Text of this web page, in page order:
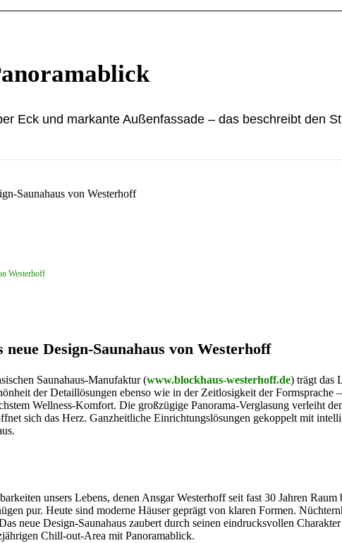
Eck und markante Außenfassade – das beschreibt den
Westerhoff
Design-Saunahaus von Westerhoff
Saunahaus-Manufaktur (www.blockhaus-westerhoff.de) trägt das
der Detaillösungen ebenso wie in der Zeitlosigkeit der Formsprache
Wellness-Komfort. Die großzügige Panorama-Verglasung verleiht
sich das Herz. Ganzheitliche Einrichtungslösungen gekoppelt mit
unsers Lebens, denen Ansgar Westerhoff seit fast 30 Jahren
pur. Heute sind moderne Häuser geprägt von klaren Formen.
neue Design-Saunahaus zaubert durch seinen eindrucksvollen
Chill-out-Area mit Panoramablick.